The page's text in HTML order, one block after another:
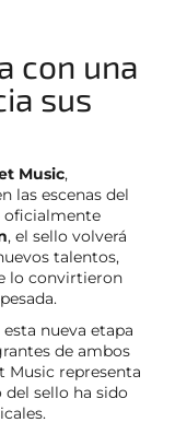
con una
sus
Music,
las escenas del
oficialmente
, el sello volverá
talentos,
lo convirtieron
nueva etapa
de ambos
Music representa
sello ha sido